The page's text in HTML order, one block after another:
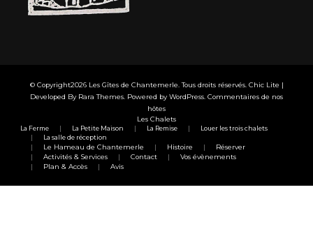
© Copyright2026 Les Gîtes de Chantemerle . Tous droits réservés. Chic Lite |
Developed By Rara Themes . Powered by WordPress Commentaires de nos
hôtes
Les Chalets
La Ferme La Petite Maison La Remise
Louer les trois chalets
La salle de réception
Le Hameau de Chantemerle Histoire
Réserver
Activités & Services
Contact
Vos évènements
Plan & Accès
Avis